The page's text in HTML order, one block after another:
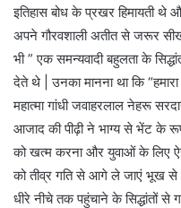
इतिहास बोध के प्रखर हिमायती थे
अपने गौरवशाली अतीत से जरूर
भी ” एक समन्यवादी बहुलता के
देते थे | उनका मानना था कि “हमारा
महात्मा गांधी जवाहरलाल नेहरू
आजाद की पीढ़ी ने भाग्य से भेंट के
को खत्म करना और युवाओं के लिए
को तीव्र गति से आगे ले जाएं भूख से
धीरे नीचे तक पहुंचाने के सिद्धांतों से